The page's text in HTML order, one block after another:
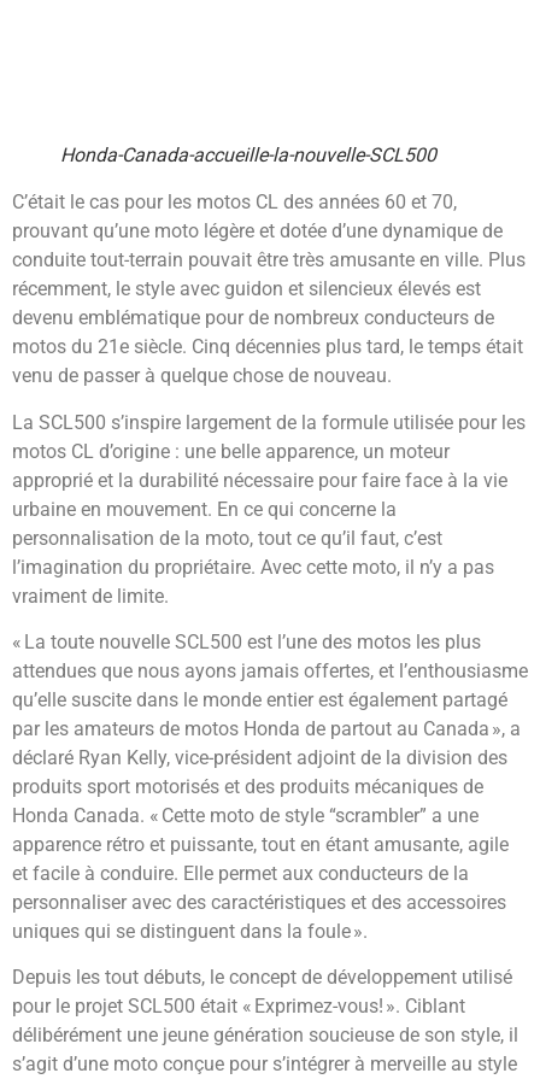
Honda-Canada-accueille-la-nouvelle-SCL500
C’était le cas pour les motos CL des années 60 et 70,
prouvant qu’une moto légère et dotée d’une dynamique de
conduite tout-terrain pouvait être très amusante en ville. Plus
récemment, le style avec guidon et silencieux élevés est
devenu emblématique pour de nombreux conducteurs de
motos du 21e siècle. Cinq décennies plus tard, le temps était
venu de passer à quelque chose de nouveau.
La SCL500 s’inspire largement de la formule utilisée pour les
motos CL d’origine : une belle apparence, un moteur
approprié et la durabilité nécessaire pour faire face à la vie
urbaine en mouvement. En ce qui concerne la
personnalisation de la moto, tout ce qu’il faut, c’est
l’imagination du propriétaire. Avec cette moto, il n’y a pas
vraiment de limite.
« La toute nouvelle SCL500 est l’une des motos les plus
attendues que nous ayons jamais offertes, et l’enthousiasme
qu’elle suscite dans le monde entier est également partagé
par les amateurs de motos Honda de partout au Canada », a
déclaré Ryan Kelly, vice-président adjoint de la division des
produits sport motorisés et des produits mécaniques de
Honda Canada. « Cette moto de style “scrambler” a une
apparence rétro et puissante, tout en étant amusante, agile
et facile à conduire. Elle permet aux conducteurs de la
personnaliser avec des caractéristiques et des accessoires
uniques qui se distinguent dans la foule ».
Depuis les tout débuts, le concept de développement utilisé
pour le projet SCL500 était « Exprimez-vous! ». Ciblant
délibérément une jeune génération soucieuse de son style, il
s’agit d’une moto conçue pour s’intégrer à merveille au style